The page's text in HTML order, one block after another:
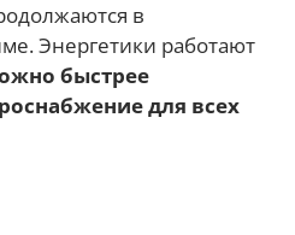
в
Энергетики работают
быстрее
для всех